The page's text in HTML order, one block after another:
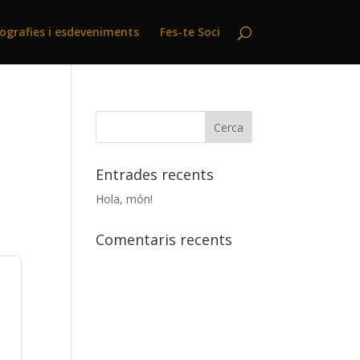
i esdeveniments Fes-te Soci
Entrades recents
Hola, món!
Comentaris recents